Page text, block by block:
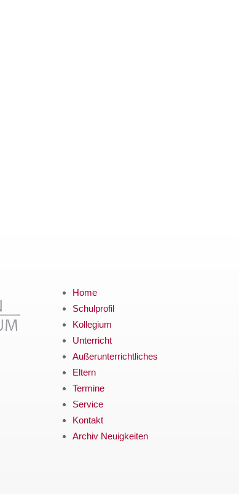
Home
Schulprofil
Kollegium
Unterricht
Außerunterrichtliches
Eltern
Termine
Service
Kontakt
Archiv Neuigkeiten